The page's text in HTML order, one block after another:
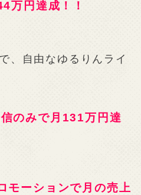
万円達成！！
、自由なゆるりんライ
のみで月131万円達
モーションで月の売上